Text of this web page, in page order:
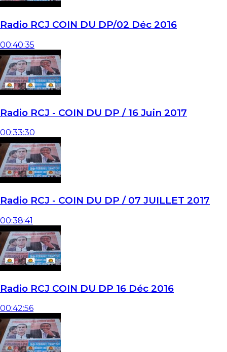
Radio RCJ COIN DU DP/02 Déc 2016
00:40:35
Radio RCJ - COIN DU DP / 16 Juin 2017
00:33:30
Radio RCJ - COIN DU DP / 07 JUILLET 2017
00:38:41
Radio RCJ COIN DU DP 16 Déc 2016
00:42:56